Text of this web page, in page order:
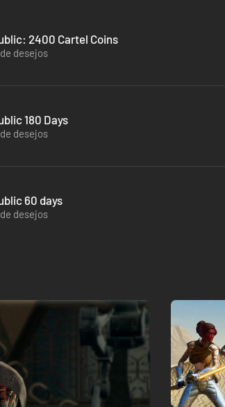
2400 Cartel Coins
desejos
180 Days
desejos
60 days
desejos